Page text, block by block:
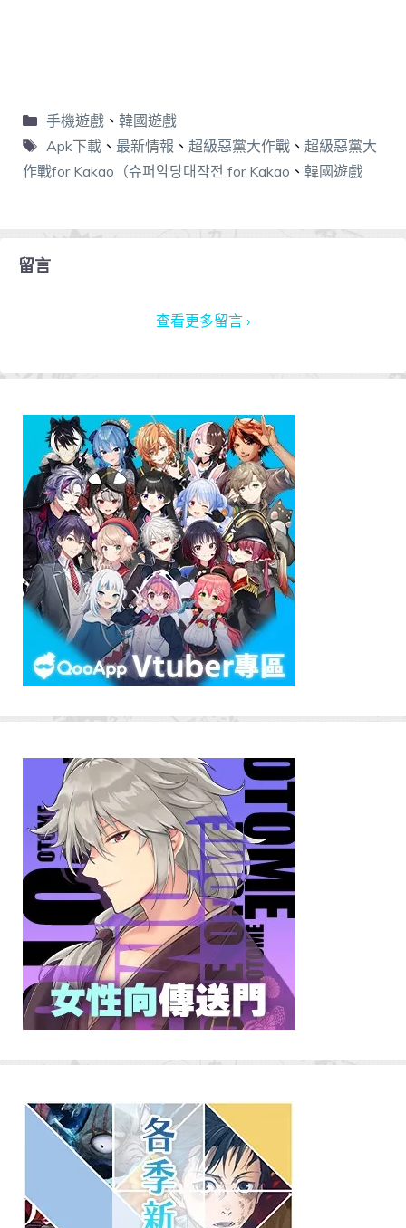
手機遊戲、 韓國遊戲
Apk下載、 最新情報 、 超級惡黨大作戰、 超級惡黨大
作戰for Kakao（슈퍼악당대작전 for Kakao 、 韓國遊戲
留言
查看更多留言 ›